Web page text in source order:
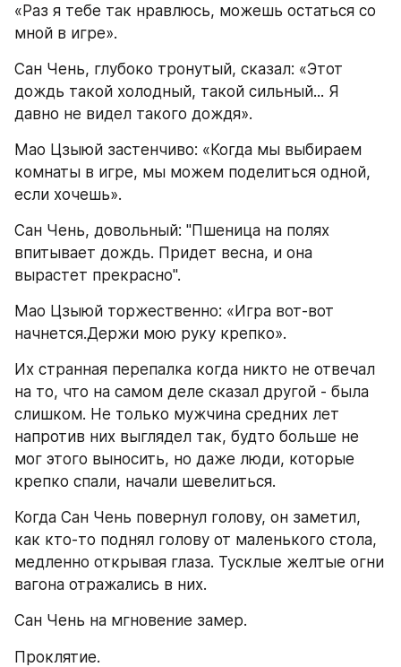
«Раз я тебе так нравлюсь, можешь остаться со
мной в игре».
Сан Чень, глубоко тронутый, сказал: «Этот
дождь такой холодный, такой сильный... Я
давно не видел такого дождя».
Мао Цзыюй застенчиво: «Когда мы выбираем
комнаты в игре, мы можем поделиться одной,
если хочешь».
Сан Чень, довольный: "Пшеница на полях
впитывает дождь. Придет весна, и она
вырастет прекрасно".
Мао Цзыюй торжественно: «Игра вот-вот
начнется.Держи мою руку крепко».
Их странная перепалка когда никто не отвечал
на то, что на самом деле сказал другой - была
слишком. Не только мужчина средних лет
напротив них выглядел так, будто больше не
мог этого выносить, но даже люди, которые
крепко спали, начали шевелиться.
Когда Сан Чень повернул голову, он заметил,
как кто-то поднял голову от маленького стола,
медленно открывая глаза. Тусклые желтые огни
вагона отражались в них.
Сан Чень на мгновение замер.
Проклятие.